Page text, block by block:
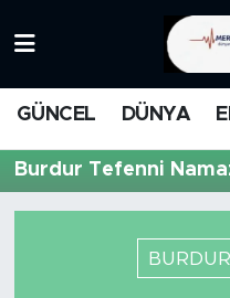
GÜNCEL DÜNYA
Burdur Tefenni
BURDUR
MANŞET
İstanbul Namaz
Trafik Durumu